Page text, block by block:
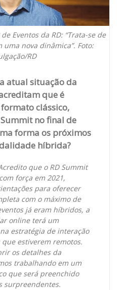
Eventos da RD: “Trata-se de
nova dinâmica”. Foto:
RD
atual situação da
que é
clássico,
no final de
forma os próximos
híbrida?
que o RD Summit
força em 2021,
para oferecer
com o máximo de
já eram híbridos, a
online terá um
estratégia de interação
estiverem remotos.
os detalhes da
trabalhando em um
que será preenchido
surpreendentes.